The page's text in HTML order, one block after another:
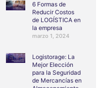
6 Formas de
Reducir Costos
de LOGÍSTICA en
la empresa
marzo 1, 2024
Logistorage: La
Mejor Elección
para la Seguridad
de Mercancías en